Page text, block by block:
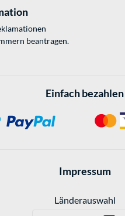
beantragen.
Einfach bezahlen
Impressum
Länderauswahl